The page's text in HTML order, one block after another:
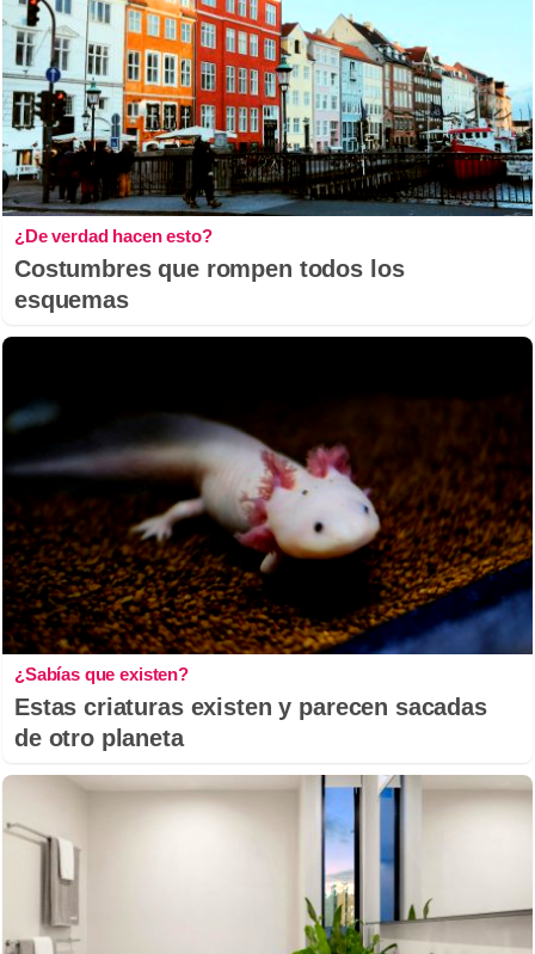
¿De verdad hacen esto?
Costumbres que rompen todos los
esquemas
¿Sabías que existen?
Estas criaturas existen y parecen sacadas
de otro planeta